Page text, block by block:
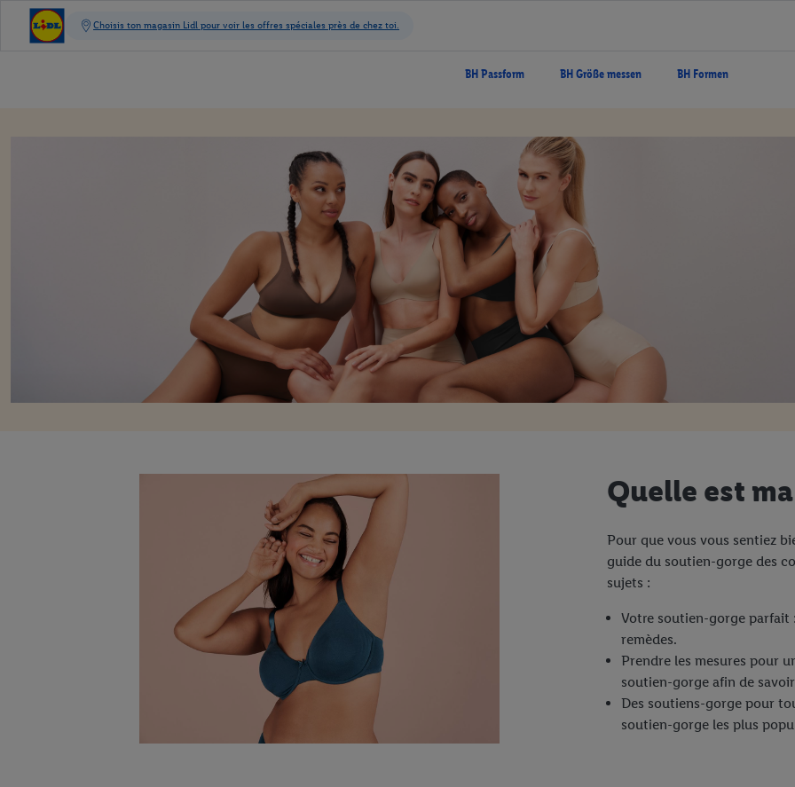
BH Passform BH Größe messen BH Formen
Quelle est
Pour que vous vous sentiez
guide du soutien-gorge des
sujets :
Votre soutien-gorge parfait
remèdes.
Prendre les mesures pour
soutien-gorge afin de
Des soutiens-gorge pour
soutien-gorge les plus